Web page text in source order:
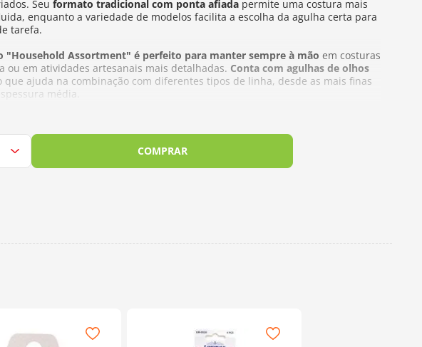
Seu formato tradicional com ponta afiada permite uma costura mais
enquanto a variedade de modelos facilita a escolha da agulha certa para
tarefa.
"Household Assortment" é perfeito para manter sempre à mão em costuras
ou em atividades artesanais mais detalhadas. Conta com agulhas de olhos
que ajuda na combinação com diferentes tipos de linha, desde as mais finas
média.
9 – 0.61 x 36.0mm
9 – 0.61 x 34.0mm
6 – 0.71 x 47.0mm
5 – 0.76 x 40.0mm
COMPRAR